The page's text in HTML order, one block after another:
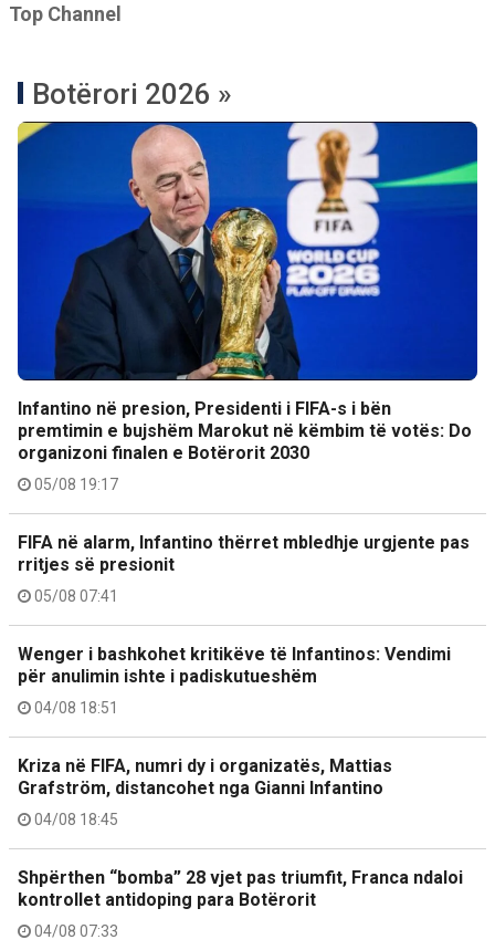
Top Channel
Botërori 2026 »
Infantino në presion, Presidenti i FIFA-s i bën
premtimin e bujshëm Marokut në këmbim të votës: Do
organizoni finalen e Botërorit 2030
05/08 19:17
FIFA në alarm, Infantino thërret mbledhje urgjente pas
rritjes së presionit
05/08 07:41
Wenger i bashkohet kritikëve të Infantinos: Vendimi
për anulimin ishte i padiskutueshëm
04/08 18:51
Kriza në FIFA, numri dy i organizatës, Mattias
Grafström, distancohet nga Gianni Infantino
04/08 18:45
Shpërthen “bomba” 28 vjet pas triumfit, Franca ndaloi
kontrollet antidoping para Botërorit
04/08 07:33